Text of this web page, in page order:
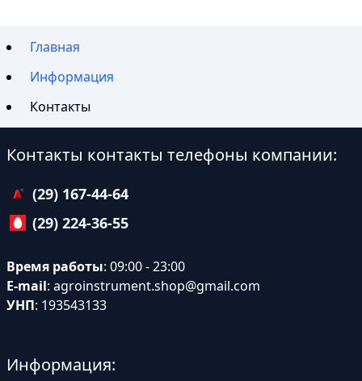
Главная
Информация
Контакты
Контакты контакты телефоны компании:
(29) 167-44-64
(29) 224-36-55
Время работы: 09:00 - 23:00
E-mail: agroinstrument.shop@gmail.com
УНП: 193543133
Информация: